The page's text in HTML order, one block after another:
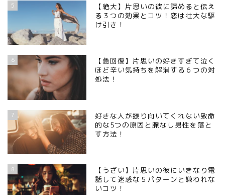
5
【絶大】片思いの彼に諦めると伝え
る３つの効果とコツ！恋は壮大な駆
け引き！
6
【急回復】片思いの好きすぎて泣く
ほど辛い気持ちを解消する６つの対
処法！
7
好きな人が振り向いてくれない致命
的な5つの原因と脈なし男性を落と
す方法！
8
【うざい】片思いの彼にいきなり電
話して迷惑な５パターンと嫌われな
いコツ！